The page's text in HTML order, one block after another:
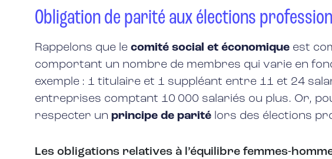
Obligation de parité aux élections
Rappelons que lecomité social et économique est
comportant un nombre de membres qui varie en
exemple : 1 titulaire et 1 suppléant entre 11 et 24
entreprises comptant 10 000 salariés ou plus. Or,
respecter unprincipe de parité lors des élections
Les obligations relatives à l’équilibre femmes-